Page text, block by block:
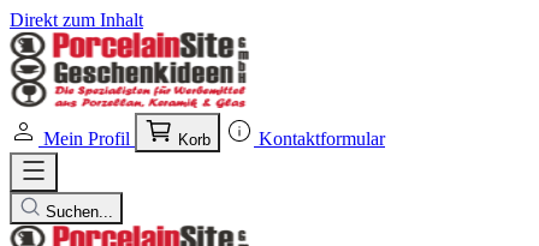
Direkt zum Inhalt
Mein Profil Korb Kontaktformular
Suchen...